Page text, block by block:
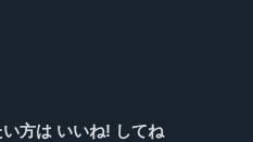
方は いいね! してね